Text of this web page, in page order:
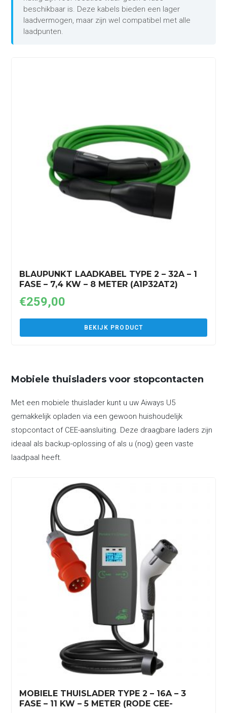
beschikbaar is. Deze kabels bieden een lager
laadvermogen, maar zijn wel compatibel met alle
laadpunten.
BLAUPUNKT LAADKABEL TYPE 2 – 32A – 1
FASE – 7,4 KW – 8 METER (A1P32AT2)
€259,00
BEKIJK PRODUCT
Mobiele thuisladers voor stopcontacten
Met een mobiele thuislader kunt u uw Aiways U5
gemakkelijk opladen via een gewoon huishoudelijk
stopcontact of CEE-aansluiting. Deze draagbare laders zijn
ideaal als backup-oplossing of als u (nog) geen vaste
laadpaal heeft.
MOBIELE THUISLADER TYPE 2 – 16A – 3
FASE – 11 KW – 5 METER (RODE CEE-